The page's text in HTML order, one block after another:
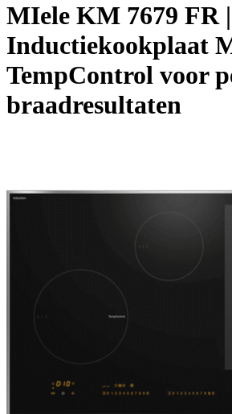
MIele KM 7679 FR |
Inductiekookplaat
TempControl voor
braadresultaten